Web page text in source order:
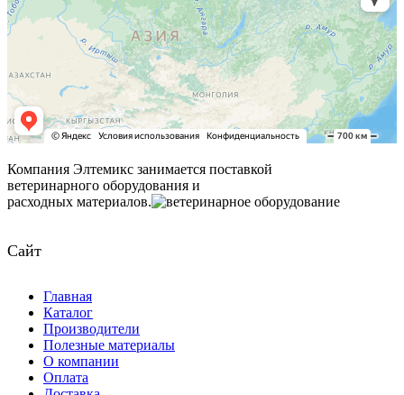
Компания Элтемикс занимается поставкой
ветеринарного оборудования и
расходных материалов.
Сайт
Главная
Каталог
Производители
Полезные материалы
О компании
Оплата